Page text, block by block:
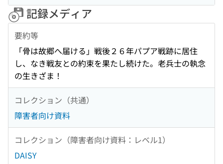
記録メディア
要約等
「骨は故郷へ届ける」戦後２６年パプア戦跡に居住
し、なき戦友との約束を果たし続けた。老兵士の執念
の生きざま！
コレクション（共通）
障害者向け資料
コレクション（障害者向け資料：レベル1）
DAISY